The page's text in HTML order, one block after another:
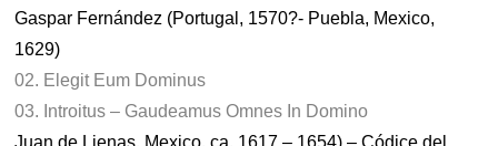
Gaspar Fernández (Portugal, 1570?- Puebla, Mexico,
1629)
02. Elegit Eum Dominus
03. Introitus – Gaudeamus Omnes In Domino
Juan de Lienas, Mexico, ca. 1617 – 1654) – Códice del